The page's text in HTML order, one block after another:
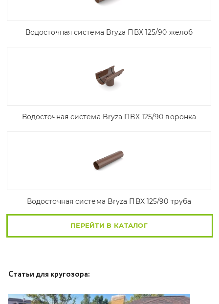
Водосточная система Bryza ПВХ 125/90 желоб
Водосточная система Bryza ПВХ 125/90 воронка
Водосточная система Bryza ПВХ 125/90 труба
ПЕРЕЙТИ В КАТАЛОГ
Статьи для кругозора: